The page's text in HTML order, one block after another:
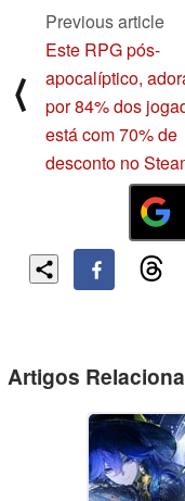
⟨
Previous article
Este RPG pós-
apocalíptico,
por 84% dos
está com 70% de
desconto no
Artigos